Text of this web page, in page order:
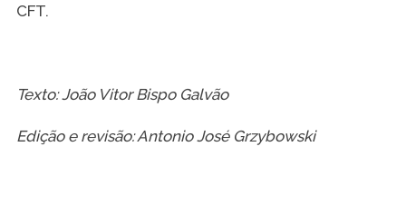
CFT.
Texto: João Vitor Bispo Galvão
Edição e revisão: Antonio José Grzybowski